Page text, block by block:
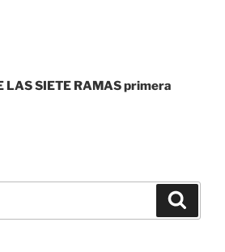
LAS SIETE RAMAS primera